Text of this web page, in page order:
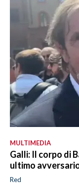
MULTIMEDIA
Galli: Il corpo di
ultimo
Red